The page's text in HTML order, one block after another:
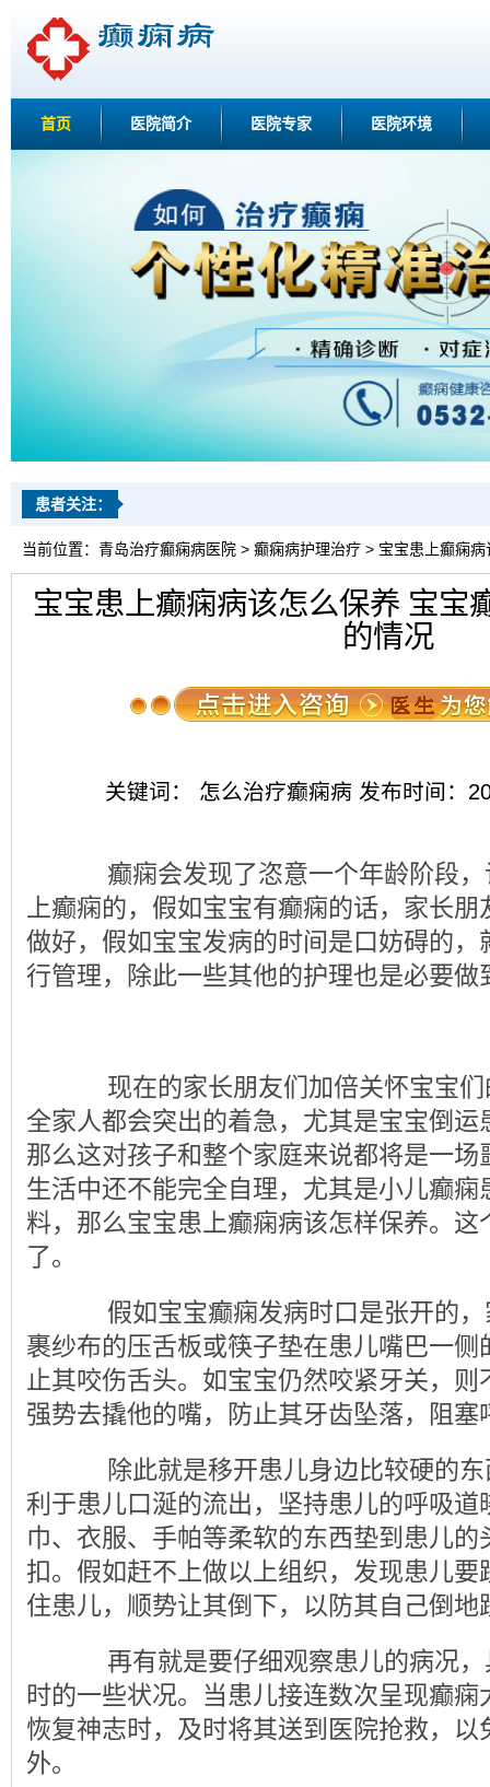
首页 医院简介 医院专家 医院环境
患者关注：
当前位置： 青岛治疗癫痫病医院 > 癫痫病护理治疗 > 宝宝患上癫痫
宝宝患上癫痫病该怎么保养 宝宝
的情况
关键词： 怎么治疗癫痫病 发布时间：
癫痫会发现了恣意一个年龄阶段，
上癫痫的，假如宝宝有癫痫的话，家长
做好，假如宝宝发病的时间是口妨碍的，
行管理，除此一些其他的护理也是必要做
现在的家长朋友们加倍关怀宝宝们
全家人都会突出的着急，尤其是宝宝倒运
那么这对孩子和整个家庭来说都将是一
生活中还不能完全自理，尤其是小儿癫痫
料，那么宝宝患上癫痫病该怎样保养。这
了。
假如宝宝癫痫发病时口是张开的，
裹纱布的压舌板或筷子垫在患儿嘴巴一
止其咬伤舌头。如宝宝仍然咬紧牙关，
强势去撬他的嘴，防止其牙齿坠落，阻塞
除此就是移开患儿身边比较硬的东
利于患儿口涎的流出，坚持患儿的呼吸道
巾、衣服、手帕等柔软的东西垫到患儿
扣。假如赶不上做以上组织，发现患儿
住患儿，顺势让其倒下，以防其自己倒地
再有就是要仔细观察患儿的病况，
时的一些状况。当患儿接连数次呈现癫
恢复神志时，及时将其送到医院抢救，以
外。